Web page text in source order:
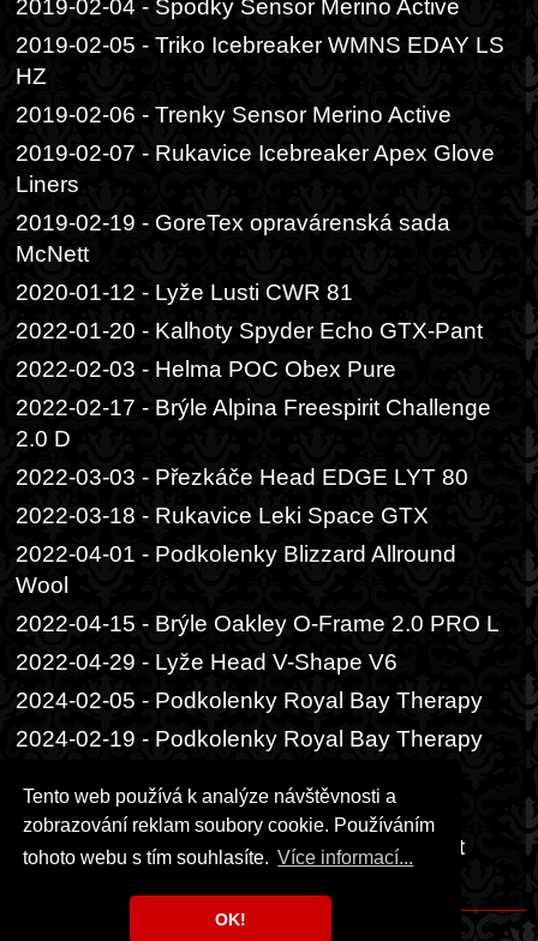
Tento web používá k analýze návštěvnosti a
zobrazování reklam soubory cookie. Používáním
tohoto webu s tím souhlasíte. Více informací...
OK!
2019-02-04 - Spodky Sensor Merino Active
2019-02-05 - Triko Icebreaker WMNS EDAY LS
HZ
2019-02-06 - Trenky Sensor Merino Active
2019-02-07 - Rukavice Icebreaker Apex Glove
Liners
2019-02-19 - GoreTex opravárenská sada
McNett
2020-01-12 - Lyže Lusti CWR 81
2022-01-20 - Kalhoty Spyder Echo GTX-Pant
2022-02-03 - Helma POC Obex Pure
2022-02-17 - Brýle Alpina Freespirit Challenge
2.0 D
2022-03-03 - Přezkáče Head EDGE LYT 80
2022-03-18 - Rukavice Leki Space GTX
2022-04-01 - Podkolenky Blizzard Allround
Wool
2022-04-15 - Brýle Oakley O-Frame 2.0 PRO L
2022-04-29 - Lyže Head V-Shape V6
2024-02-05 - Podkolenky Royal Bay Therapy
2024-02-19 - Podkolenky Royal Bay Therapy
2024-03-04 - Bunda Husky Gomez L
2024-04-08 - Rukavice Level Energy W Mitt